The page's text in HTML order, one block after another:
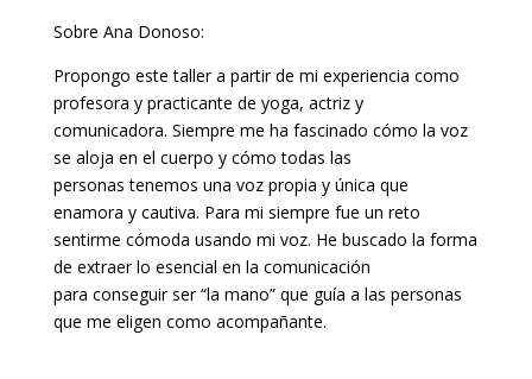
Sobre Ana Donoso:
Propongo este taller a partir de mi experiencia como
profesora y practicante de yoga, actriz y
comunicadora. Siempre me ha fascinado cómo la voz
se aloja en el cuerpo y cómo todas las
personas tenemos una voz propia y única que
enamora y cautiva. Para mi siempre fue un reto
sentirme cómoda usando mi voz. He buscado la forma
de extraer lo esencial en la comunicación
para conseguir ser “la mano” que guía a las personas
que me eligen como acompañante.